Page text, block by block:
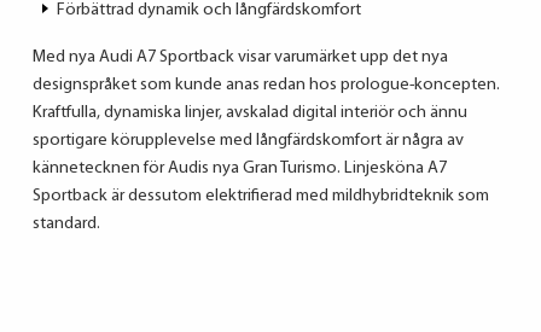
Förbättrad dynamik och långfärdskomfort
Med nya Audi A7 Sportback visar varumärket upp det nya
designspråket som kunde anas redan hos prologue-koncepten.
Kraftfulla, dynamiska linjer, avskalad digital interiör och ännu
sportigare körupplevelse med långfärdskomfort är några av
kännetecknen för Audis nya Gran Turismo. Linjesköna A7
Sportback är dessutom elektrifierad med mildhybridteknik som
standard.